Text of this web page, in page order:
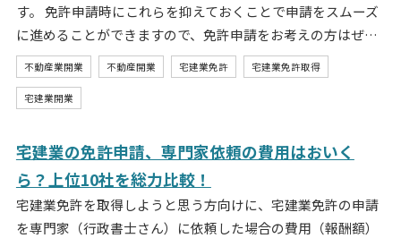
す。 免許申請時にこれらを抑えておくことで申請をスムーズ
に進めることができますので、免許申請をお考えの方はぜ…
不動産業開業 不動産開業 宅建業免許 宅建業免許取得
宅建業開業
宅建業の免許申請、専門家依頼の費用はおいく
ら？上位10社を総力比較！
宅建業免許を取得しようと思う方向けに、宅建業免許の申請
を専門家（行政書士さん）に依頼した場合の費用（報酬額）